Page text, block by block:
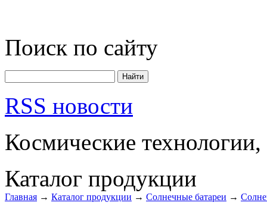
Поиск по сайту
RSS новости
Космические технологии,
Каталог продукции
Главная → Каталог продукции → Солнечные батареи →